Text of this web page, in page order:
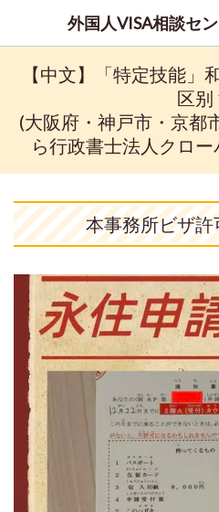
外国人VISA相談セ
【中文】「特定技能」
区别
(大阪府・神戸市・京都
ら行政書士法人クロー
本事務所ビザ